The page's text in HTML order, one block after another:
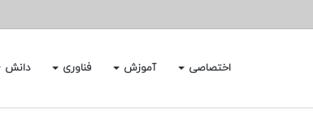
اختصاصی آموزش فناوری دانش